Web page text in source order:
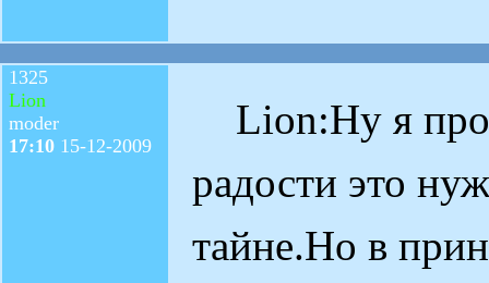
1325
Lion
moder
17:10 15-12-2009
Lion:Ну я
радости это
тайне.Но в